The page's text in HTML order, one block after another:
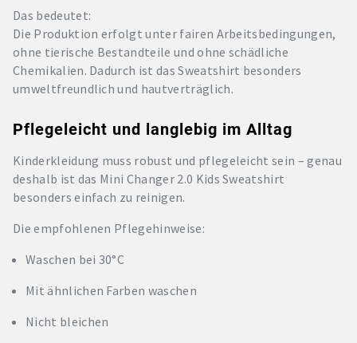
Das bedeutet:
Die Produktion erfolgt unter fairen Arbeitsbedingungen,
ohne tierische Bestandteile und ohne schädliche
Chemikalien. Dadurch ist das Sweatshirt besonders
umweltfreundlich und hautverträglich.
Pflegeleicht und langlebig im Alltag
Kinderkleidung muss robust und pflegeleicht sein – genau
deshalb ist das Mini Changer 2.0 Kids Sweatshirt
besonders einfach zu reinigen.
Die empfohlenen Pflegehinweise:
Waschen bei 30°C
Mit ähnlichen Farben waschen
Nicht bleichen